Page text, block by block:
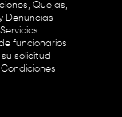
Quejas,
Denuncias
funcionarios
solicitud
Condiciones